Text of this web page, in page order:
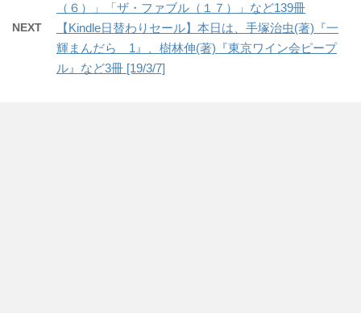
（６）」「ザ・ファブル（１７）」など139冊
NEXT
【Kindle日替わりセール】本日は、手塚治虫(著)『一
輝まんだら 1』、樹林伸(著)『東京ワイン会ピープ
ル』など3冊 [19/3/7]